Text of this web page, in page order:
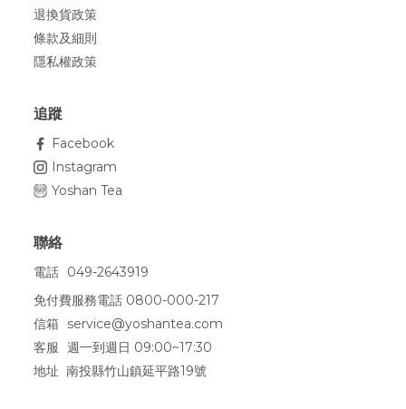
退換貨政策
條款及細則
隱私權政策
追蹤
Facebook
Instagram
Yoshan Tea
聯絡
電話 049-2643919
免付費服務電話 0800-000-217
信箱
service@yoshantea.com
客服 週一到週日 09:00~17:30
地址 南投縣竹山鎮延平路19號